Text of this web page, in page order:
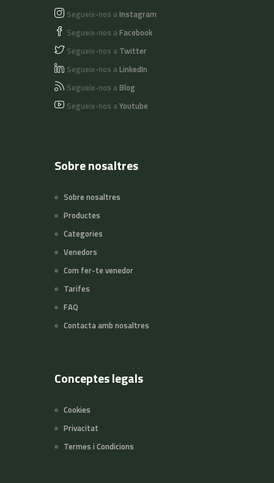
Segueix-nos aInstagram
Segueix-nos aFacebook
Segueix-nos a Twitter
Segueix-nos aLinkedIn
Segueix-nos aBlog
Segueix-nos aYoutube
Sobre nosaltres
Sobre nosaltres
Productes
Categories
Venedors
Com fer-te venedor
Tarifes
FAQ
Contacta amb nosaltres
Conceptes legals
Cookies
Privacitat
Termes i Condicions